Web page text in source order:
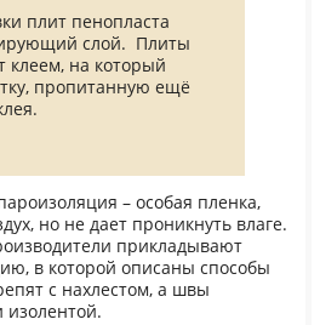
плит пенопласта
слой. Плиты
клеем, на который
пропитанную ещё
– особая пленка,
но не дает проникнуть влаге.
прикладывают
в которой описаны способы
с нахлестом, а швы
изолентой.